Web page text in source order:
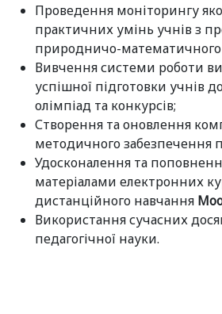
Проведення моніторингу
практичних умінь учнів з
природничо-
Вивчення системи роботи
успішної підготовки
олімпіад та конкурсів;
Створення та оновлення
методичного забезпечення
Удосконалення та
матеріалами електронних
дистанційного навчання
Використання сучасних
педагогічної науки.